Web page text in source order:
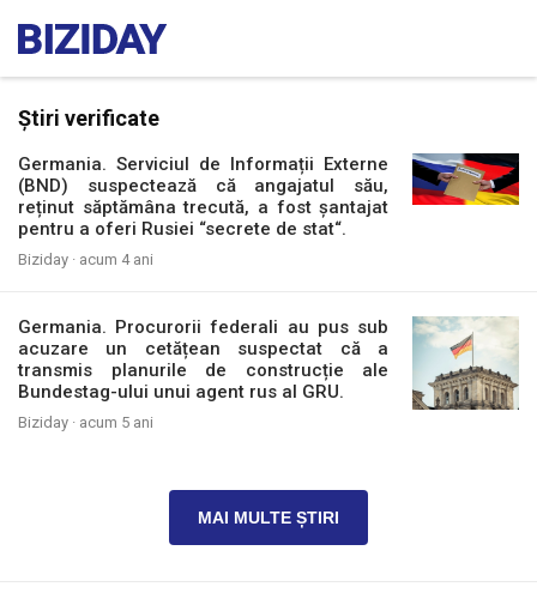
Știri verificate
Germania. Serviciul de Informații Externe
(BND) suspectează că angajatul său,
reținut săptămâna trecută, a fost șantajat
pentru a oferi Rusiei “secrete de stat“.
Biziday · acum 4 ani
Germania. Procurorii federali au pus sub
acuzare un cetățean suspectat că a
transmis planurile de construcție ale
Bundestag-ului unui agent rus al GRU.
Biziday · acum 5 ani
MAI MULTE ȘTIRI